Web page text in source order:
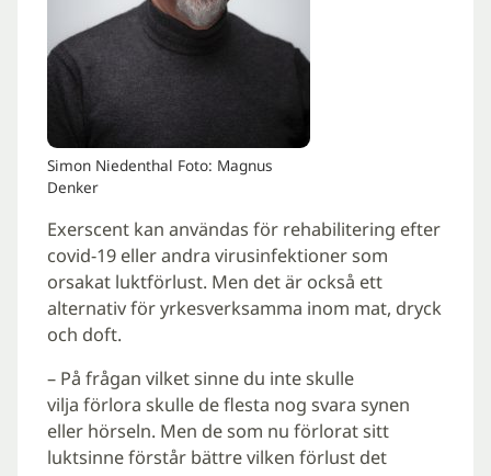
Simon Niedenthal Foto: Magnus
Denker
Exerscent kan användas för rehabilitering efter
covid-19 eller andra virusinfektioner som
orsakat luktförlust. Men det är också ett
alternativ för yrkesverksamma inom mat, dryck
och doft.
– På frågan vilket sinne du inte skulle
vilja förlora skulle de flesta nog svara synen
eller hörseln. Men de som nu förlorat sitt
luktsinne förstår bättre vilken förlust det